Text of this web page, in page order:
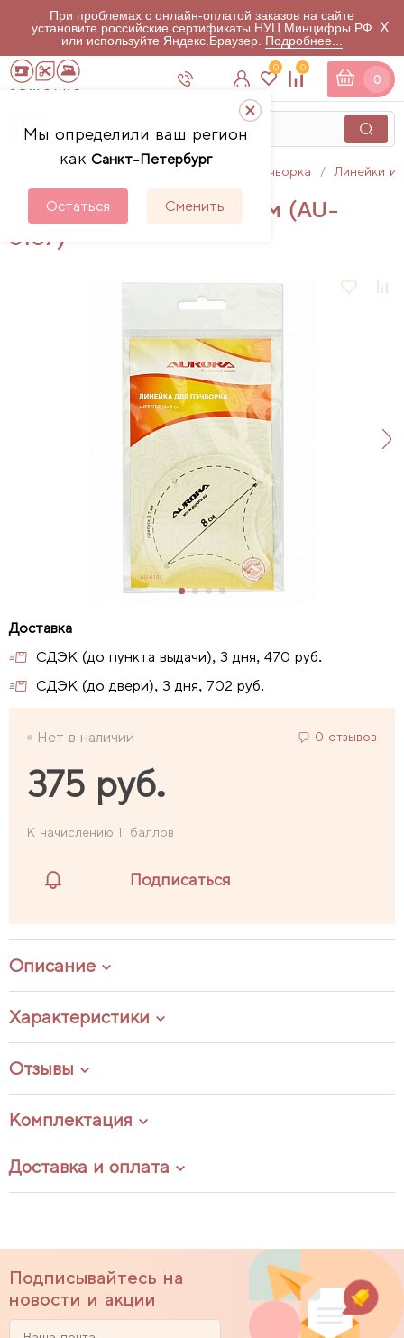
При проблемах с онлайн-оплатой заказов на сайте
установите российские сертификаты НУЦ Минцифры РФ
или используйте Яндекс.Браузер. Подробнее...
X
Мы определили ваш регион
как Санкт-Петербург
Остаться Сменить
0 0
0
Аксессуары для пэчворка Линейки и
Линейка Черепица 8 см (AU-
6187)
СДЭК (до пункта выдачи), 3 дня, 470 руб.
СДЭК (до двери), 3 дня, 702 руб.
Нет в наличии 0 отзывов
375 руб.
К начислению 11 баллов
Подписаться
Описание
Характеристики
Отзывы
Комплектация
Доставка и оплата
Подписывайтесь на
новости и акции